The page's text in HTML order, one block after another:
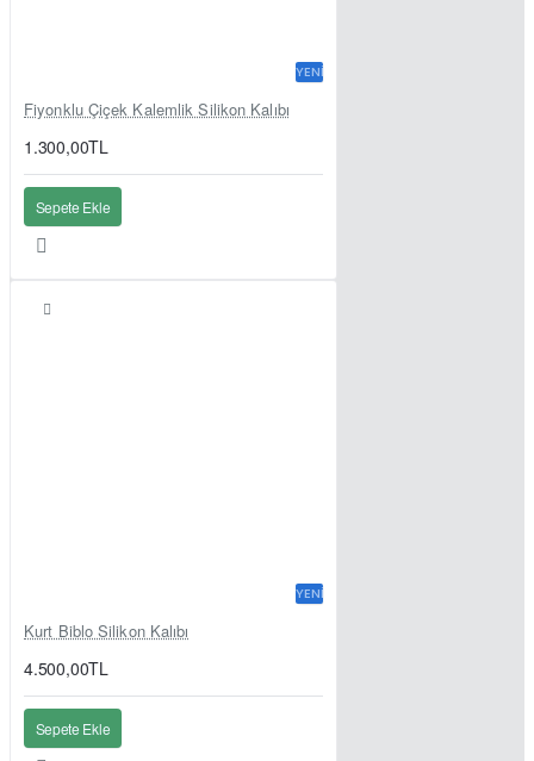
YENI
Fiyonklu Çiçek Kalemlik Silikon Kalıbı
1.300,00TL
Sepete Ekle
YENI
Kurt Biblo Silikon Kalıbı
4.500,00TL
Sepete Ekle